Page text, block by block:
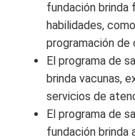
fundación brinda
habilidades,
programación de
El programa de
brinda vacunas,
servicios de
El programa de
fundación brinda